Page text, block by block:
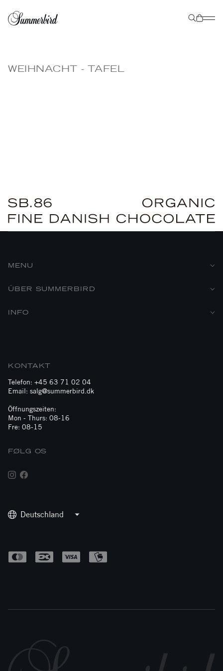
WEIHNACHT - TAFEL
MENU
ÜBER SUMMERBIRD
INFO
KONTAKT
Telefon: +45 63 71 02 04
Email: salg@summerbird.dk
Öffnungszeiten:
Mon - Thurs: 08-16
Fre: 08-15
FØLG OS
Deutschland